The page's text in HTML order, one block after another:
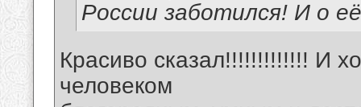
России заботился! И о
Красиво сказал!!!!!!!!!!!!! И
человеком